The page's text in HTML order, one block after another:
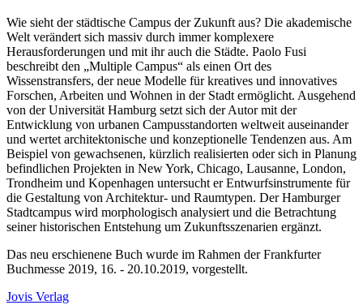
Wie sieht der städtische Campus der Zukunft aus? Die akademische
Welt verändert sich massiv durch immer komplexere
Herausforderungen und mit ihr auch die Städte. Paolo Fusi
beschreibt den „Multiple Campus“ als einen Ort des
Wissenstransfers, der neue Modelle für kreatives und innovatives
Forschen, Arbeiten und Wohnen in der Stadt ermöglicht. Ausgehend
von der Universität Hamburg setzt sich der Autor mit der
Entwicklung von urbanen Campusstandorten weltweit auseinander
und wertet architektonische und konzeptionelle Tendenzen aus. Am
Beispiel von gewachsenen, kürzlich realisierten oder sich in Planung
befindlichen Projekten in New York, Chicago, Lausanne, London,
Trondheim und Kopenhagen untersucht er Entwurfsinstrumente für
die Gestaltung von Architektur- und Raumtypen. Der Hamburger
Stadtcampus wird morphologisch analysiert und die Betrachtung
seiner historischen Entstehung um Zukunftsszenarien ergänzt.
Das neu erschienene Buch wurde im Rahmen der Frankfurter
Buchmesse 2019, 16. - 20.10.2019, vorgestellt.
Jovis Verlag